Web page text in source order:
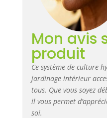
aromatiques,
poivrons, etc.
MARCHE/
fonction de
mémoire de
la lampe de
s’allumera
après le
Mon avis
produit
Ce système de culture
jardinage intérieur
tous. Que vous soyez
il vous permet
soi.